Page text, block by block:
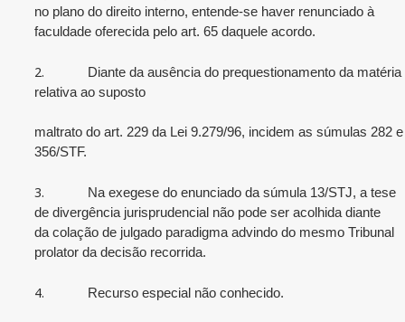
no plano do direito interno, entende-se haver renunciado à
faculdade oferecida pelo art. 65 daquele acordo.
2.
Diante da ausência do prequestionamento da matéria
relativa ao suposto
maltrato do art. 229 da Lei 9.279/96, incidem as súmulas 282 e
356/STF.
3.
Na exegese do enunciado da súmula 13/STJ, a tese
de divergência jurisprudencial não pode ser acolhida diante
da colação de julgado paradigma advindo do mesmo Tribunal
prolator da decisão recorrida.
4. Recurso especial não conhecido.